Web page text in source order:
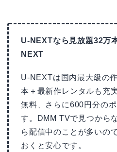
U-NEXTなら見放題32万
NEXT
U-NEXTは国内最大級の
本＋最新作レンタルも充
無料、さらに600円分の
す。DMM TVで見つから
ら配信中のことが多いの
おくと安心です。